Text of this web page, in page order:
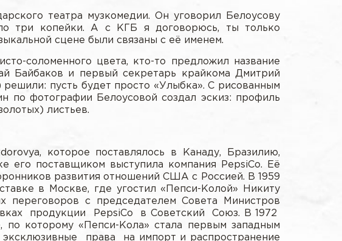
театра музкомедии. Он уговорил Белоусову
три копейки. А с КГБ я договорюсь, ты только
сцене были связаны с её именем.
соломенного цвета, кто-то предложил название
Байбаков и первый секретарь крайкома Дмитрий
пусть будет просто «Улыбка». С рисованным
по фотографии Белоусовой создал эскиз: профиль
листьев.
которое поставлялось в Канаду, Бразилию,
его поставщиком выступила компания PepsiCo. Её
развития отношений США с Россией. В 1959
в Москве, где угостил «Пепси-Колой» Никиту
с председателем Совета Министров
продукции PepsiCo в Советский Союз. В 1972
которому «Пепси-Кола» стала первым западным
права на импорт и распространение